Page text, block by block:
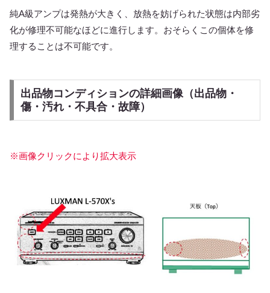
純A級アンプは発熱が大きく、放熱を妨げられた状態は内部劣
化が修理不可能なほどに進行します。おそらくこの個体を修
理することは不可能です。
出品物コンディションの詳細画像（出品物・
傷・汚れ・不具合・故障）
※画像クリックにより拡大表示